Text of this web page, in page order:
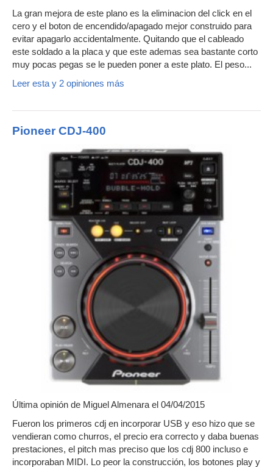
La gran mejora de este plano es la eliminacion del click en el
cero y el boton de encendido/apagado mejor construido para
evitar apagarlo accidentalmente. Quitando que el cableado
este soldado a la placa y que este ademas sea bastante corto
muy pocas pegas se le pueden poner a este plato. El peso...
Leer esta y 2 opiniones más
Pioneer CDJ-400
Última opinión de Miguel Almenara el 04/04/2015
Fueron los primeros cdj en incorporar USB y eso hizo que se
vendieran como churros, el precio era correcto y daba buenas
prestaciones, el pitch mas preciso que los cdj 800 incluso e
incorporaban MIDI. Lo peor la construcción, los botones play y